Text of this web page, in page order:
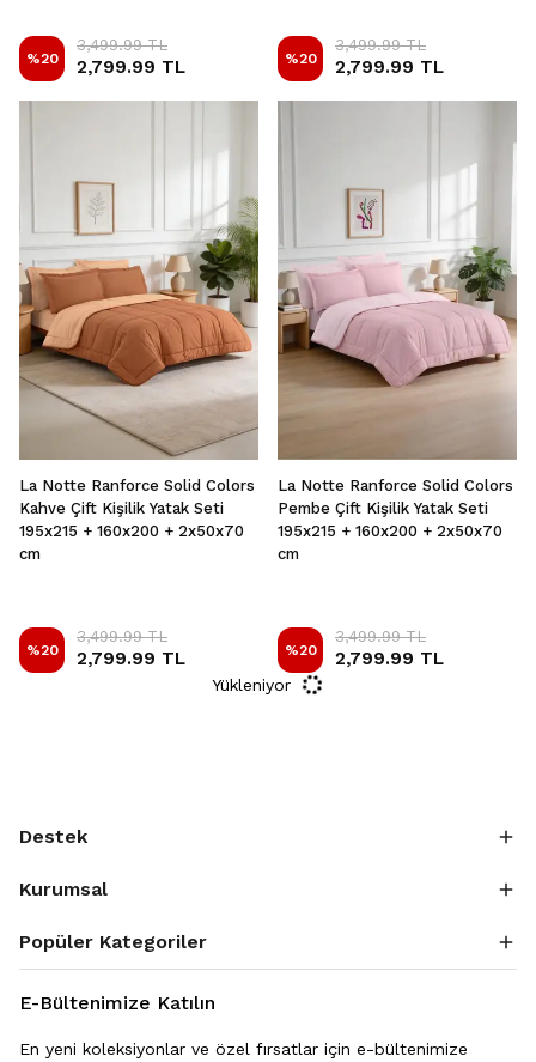
%20
3,499.99 TL
2,799.99 TL %20
3,499.99 TL
2,799.99 TL
La Notte Ranforce Solid Colors
Kahve Çift Kişilik Yatak Seti
195x215 + 160x200 + 2x50x70
cm
%20
3,499.99 TL
2,799.99 TL
La Notte Ranforce Solid Colors
Pembe Çift Kişilik Yatak Seti
195x215 + 160x200 + 2x50x70
cm
%20
3,499.99 TL
2,799.99 TL
Yükleniyor
Destek
Kurumsal
Popüler Kategoriler
E-Bültenimize Katılın
En yeni koleksiyonlar ve özel fırsatlar için e-bültenimize